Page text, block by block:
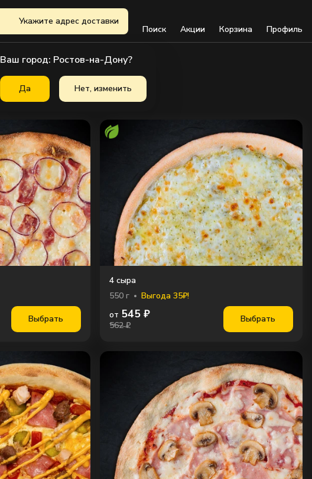
Укажите адрес доставки
Ваш город: Ростов-на-Дону?
Да Нет, изменить
Поиск Акции Корзина Профиль
Выбрать
4 сыра
550г
Выгода 35₽!
от 545 ₽
562 ₽
Выбрать